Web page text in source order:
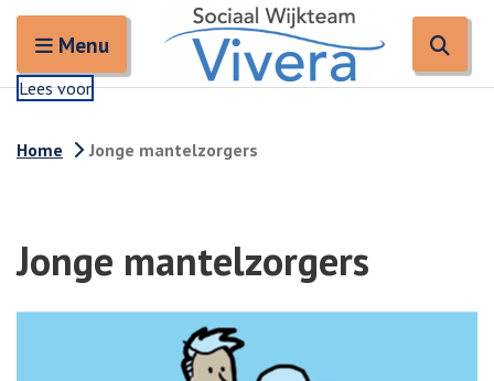
Open en sluit het
Menu
Lees voor
Home Jonge mantelzorgers
Jonge mantelzorgers